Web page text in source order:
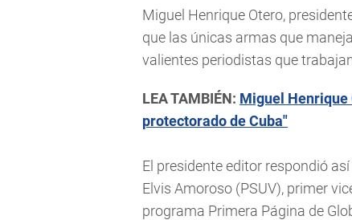
Miguel Henrique Otero,
que las únicas armas que
valientes periodistas que
LEA TAMBIÉN: Miguel Henrique
protectorado de Cuba"
El presidente editor respondió
Elvis Amoroso (PSUV), primer
programa Primera Página de